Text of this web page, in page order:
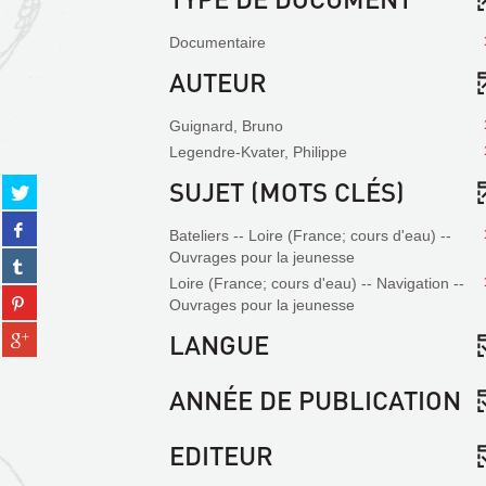
Partager
sur
twitter
(Nouvelle
fenêtre)
Partager
sur
facebook
(Nouvelle
fenêtre)
Partager
sur
tumblr
(Nouvelle
fenêtre)
Partager
sur
pinterest
(Nouvelle
Partager
sur
Documentaire
AUTEUR
Guignard, Bruno
Legendre-Kvater, Philippe
SUJET (MOTS CLÉS)
Bateliers -- Loire (France; cours d'eau) --
Ouvrages pour la jeunesse
Loire (France; cours d'eau) -- Navigation --
Ouvrages pour la jeunesse
LANGUE
ANNÉE DE PUBLICATION
EDITEUR